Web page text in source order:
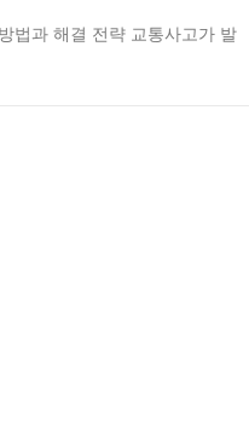
법과 해결 전략 교통사고가 발